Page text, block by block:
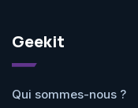
Geekit
Qui sommes-nous ?